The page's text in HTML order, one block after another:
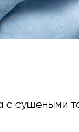
с сушеными